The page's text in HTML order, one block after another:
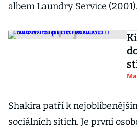
albem Laundry Service (2001).
Shakira patří k
sociálních sítích. Je první